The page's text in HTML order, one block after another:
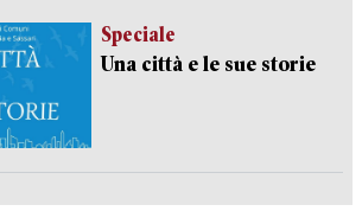
Speciale
Una città e le sue storie